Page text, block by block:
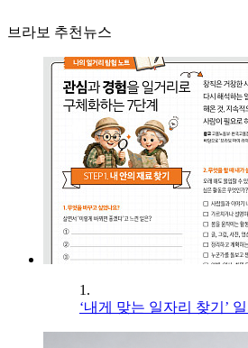
브라보 추천뉴스
1.
‘내게 맞는 일자리 찾기’